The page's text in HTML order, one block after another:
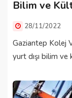
Bilim ve
28/11/2022
Gaziantep Kolej
yurt dışı bilim ve